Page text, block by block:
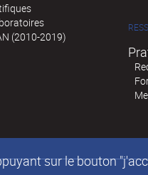
sur le bouton
(2010-2019)